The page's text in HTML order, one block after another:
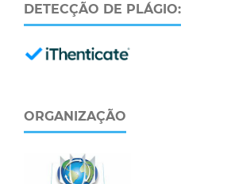
DETECÇÃO DE PLÁGIO:
ORGANIZAÇÃO